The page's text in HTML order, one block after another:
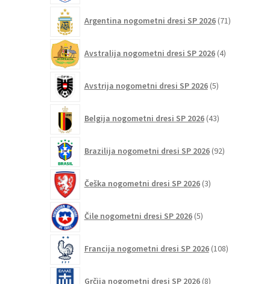
Argentina nogometni dresi SP 2026 71izdelkov
Avstralija nogometni dresi SP 2026 4izdelki
Avstrija nogometni dresi SP 2026 5izdelkov
Belgija nogometni dresi SP 2026 43izdelkov
Brazilija nogometni dresi SP 2026 92izdelkov
Češka nogometni dresi SP 2026 3izdelki
Čile nogometni dresi SP 2026 5izdelkov
Francija nogometni dresi SP 2026 108izdelkov
Grčija nogometni dresi SP 2026 8